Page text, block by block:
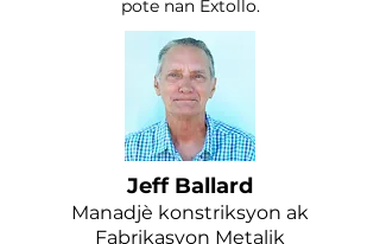
pote nan Extollo.
Jeff Ballard
Manadjè konstriksyon ak
Fabrikasyon Metalik